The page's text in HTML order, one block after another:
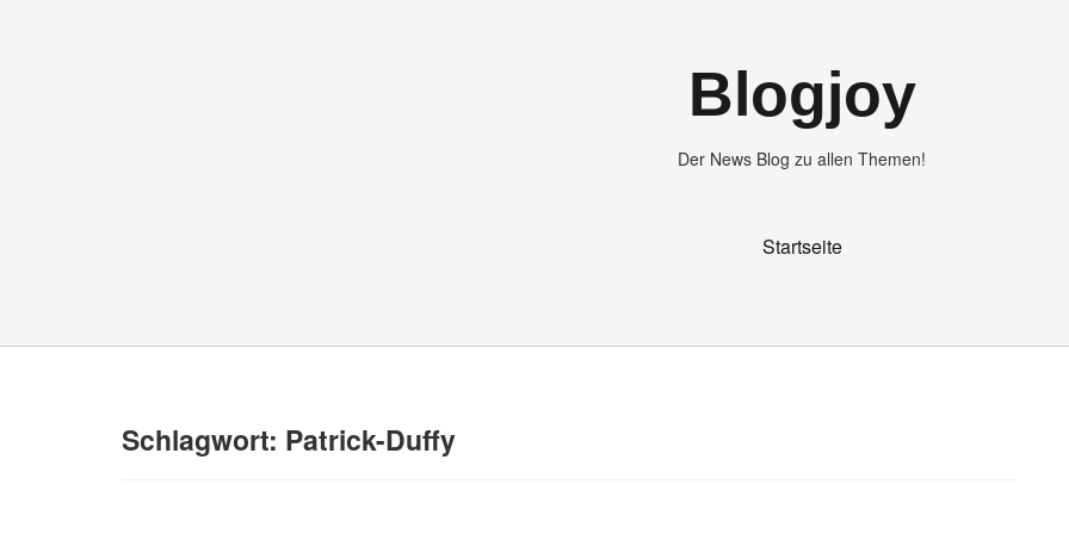
Blogjoy
Der News Blog zu allen Themen!
Startseite
Schlagwort: Patrick-Duffy